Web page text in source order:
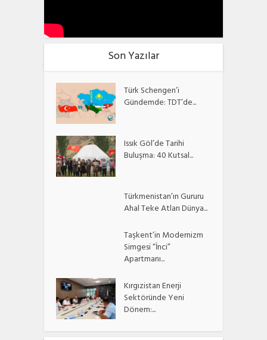
Son Yazılar
Türk Schengen’i
Gündemde: TDT’de...
Issık Göl’de Tarihi
Buluşma: 40 Kutsal...
Türkmenistan’ın Gururu
Ahal Teke Atları Dünya...
Taşkent’in Modernizm
Simgesi “İnci”
Apartmanı...
Kırgızistan Enerji
Sektöründe Yeni
Dönem:...